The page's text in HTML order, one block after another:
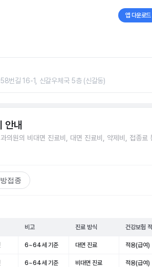
앱 다운로드
번길 16-1, 신갈우체국 5층 (신갈동)
안내
의원의 비대면 진료비, 대면 진료비, 약제비, 접종료
접종
비고 진료 방식 건강보험
6~64세 기준 대면 진료 적용(급여)
6~64세 기준 비대면 진료 적용(급여)